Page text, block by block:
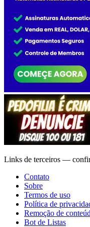
Links de terceiros —
Contato
Sobre
Termos de uso
Política de
Remoção de
Bot de Listas